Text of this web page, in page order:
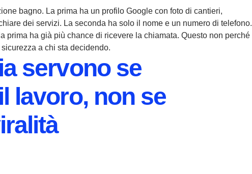
bagno. La prima ha un profilo Google con foto di cantieri,
dei servizi. La seconda ha solo il nome e un numero di telefono.
prima ha già più chance di ricevere la chiamata. Questo non perché
a chi sta decidendo.
servono se
lavoro, non se